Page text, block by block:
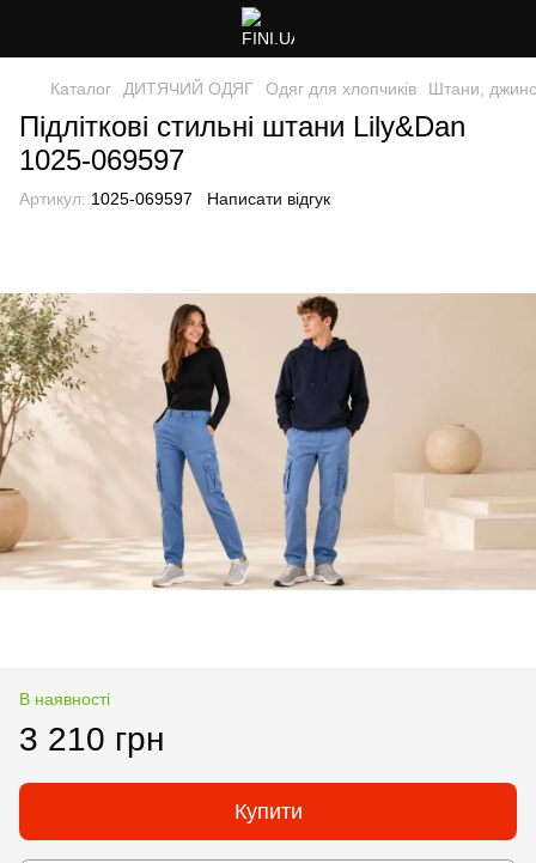
Каталог ДИТЯЧИЙ ОДЯГ Одяг для хлопчиків Штани,
Підліткові стильні штани Lily&Dan
1025-069597
Артикул: 1025-069597 Написати відгук
В наявності
3 210 грн
Купити